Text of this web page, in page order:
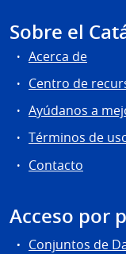
Sobre el
Acerca de
Centro de
Ayúdanos a
Términos de
Contacto
Acceso por
Conjuntos de